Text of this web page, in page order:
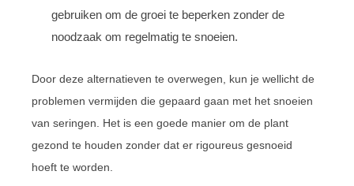
gebruiken om de groei te beperken zonder de
noodzaak om regelmatig te snoeien.
Door deze alternatieven te overwegen, kun je wellicht de
problemen vermijden die gepaard gaan met het snoeien
van seringen. Het is een goede manier om de plant
gezond te houden zonder dat er rigoureus gesnoeid
hoeft te worden.